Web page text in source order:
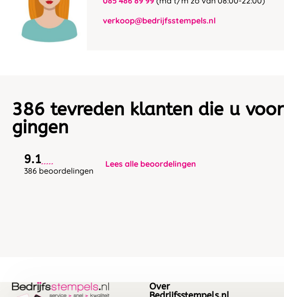
verkoop@bedrijfsstempels.nl
386 tevreden klanten die u voor
gingen
9.1
386 beoordelingen
Lees alle beoordelingen
Over